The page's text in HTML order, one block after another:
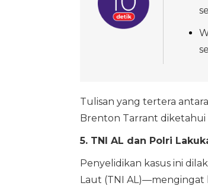
Tulisan yang tertera
Brenton Tarrant diketahui
5. TNI AL dan Polri
Penyelidikan kasus ini
Laut (TNI AL)—mengingat